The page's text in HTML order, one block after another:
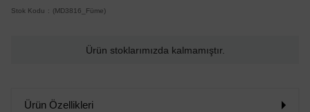
Stok Kodu (MD3816_Füme)
Ürün stoklarımızda kalmamıştır.
Ürün Özellikleri